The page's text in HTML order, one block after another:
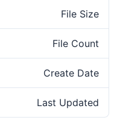
File Size
File Count
Create Date
Last Updated